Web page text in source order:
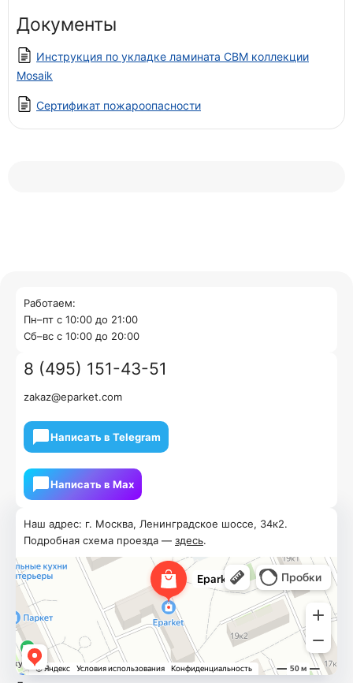
Документы
Инструкция по укладке ламината CBM коллекции
Mosaik
Сертификат пожароопасности
Наш адрес: г. Москва, Ленинградское шоссе, 34к2.
Подробная схема проезда — здесь.
Работаем:
Пн–пт с 10:00 до 21:00
Cб–вс с 10:00 до 20:00
8 (495) 151-43-51
zakaz@eparket.com
Написать в Telegram
Написать в Мах